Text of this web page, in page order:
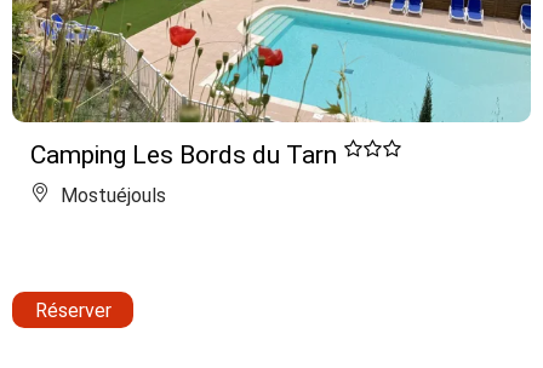
Camping Les Bords du Tarn
Mostuéjouls
Réserver